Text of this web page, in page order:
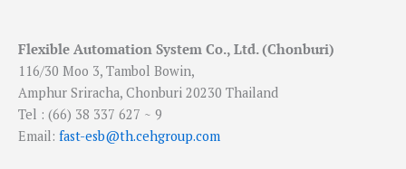
Flexible Automation System Co., Ltd. (Chonburi)
116/30 Moo 3, Tambol Bowin,
Amphur Sriracha, Chonburi 20230 Thailand
Tel : (66) 38 337 627 ~ 9
Email: fast-esb@th.cehgroup.com